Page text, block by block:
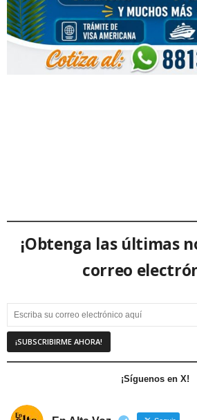
¡Obtenga las últimas
correo
¡Síguenos en X!